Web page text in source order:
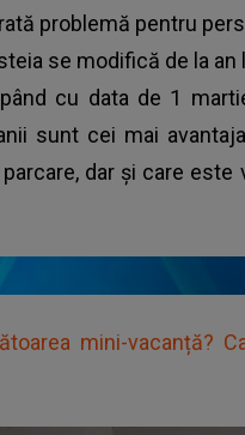
problemă pentru
se modifică de la an
cu data de 1
sunt cei mai
dar și care este
mini-vacanță?